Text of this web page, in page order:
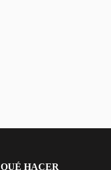
QUÉ HACER